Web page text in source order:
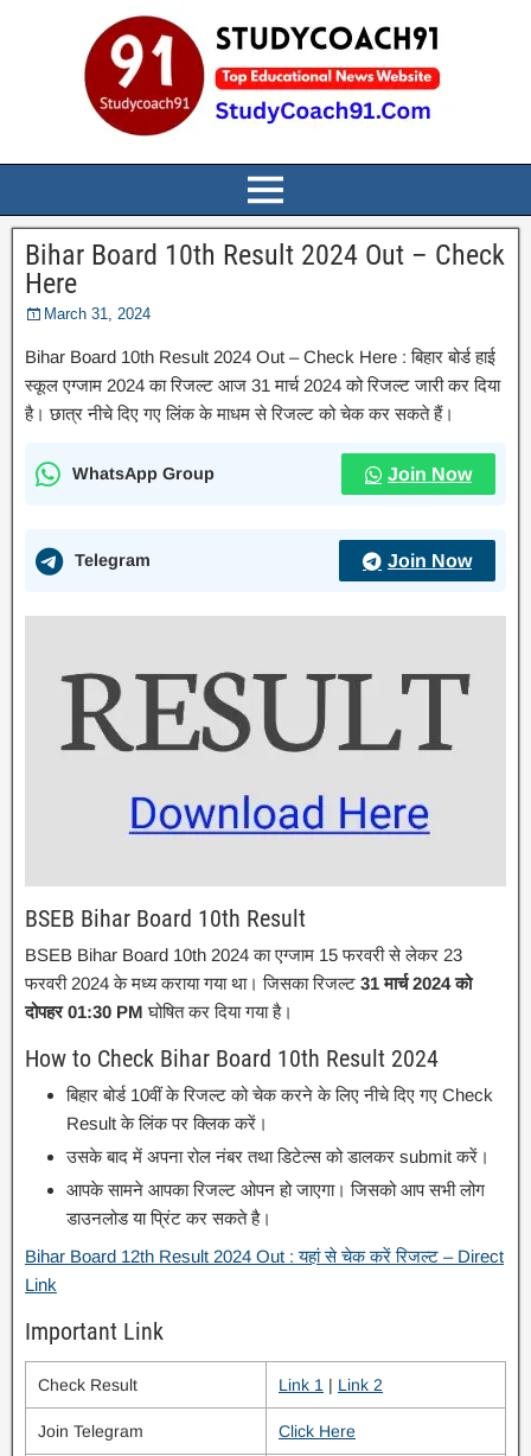
Bihar Board 10th Result 2024 Out – Check
Here
March 31, 2024
Bihar Board 10th Result 2024 Out – Check Here : बिहार बोर्ड हाई
स्कूल एग्जाम 2024 का रिजल्ट आज 31 मार्च 2024 को रिजल्ट जारी कर दिया
है। छात्र नीचे दिए गए लिंक के माधम से रिजल्ट को चेक कर सकते हैं।
WhatsApp Group Join Now
Telegram Join Now
BSEB Bihar Board 10th Result
BSEB Bihar Board 10th 2024 का एग्जाम 15 फरवरी से लेकर 23
फरवरी 2024 के मध्य कराया गया था। जिसका रिजल्ट 31 मार्च 2024 को
दोपहर 01:30 PM घोषित कर दिया गया है।
How to Check Bihar Board 10th Result 2024
बिहार बोर्ड 10वीं के रिजल्ट को चेक करने के लिए नीचे दिए गए Check
Result के लिंक पर क्लिक करें।
उसके बाद में अपना रोल नंबर तथा डिटेल्स को डालकर submit करें।
आपके सामने आपका रिजल्ट ओपन हो जाएगा। जिसको आप सभी लोग
डाउनलोड या प्रिंट कर सकते है।
Bihar Board 12th Result 2024 Out : यहां से चेक करें रिजल्ट – Direct
Link
Important Link
Check Result Link 1 | Link 2
Join Telegram Click Here